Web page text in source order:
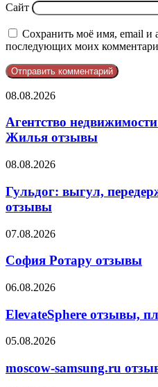
Сайт
Сохранить моё имя, email и
последующих моих
Агентство
на
Пхукете
Азбука
отзывы
08.08.2026
Агентство
Жилья отзывы
Гульдог:
передержка,
няня
для
отзывы
08.08.2026
Гульдог: выгул,
отзывы
София
отзывы
07.08.2026
София Ротару отзывы
ElevateSphere
платят
или
нет?
06.08.2026
ElevateSphere отзывы,
moscow-
отзывы
05.08.2026
moscow-samsung.ru